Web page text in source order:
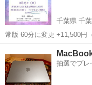
千葉県 千
常版 60分に変更 +11,500円
千葉市 千葉中
抽選でプレ